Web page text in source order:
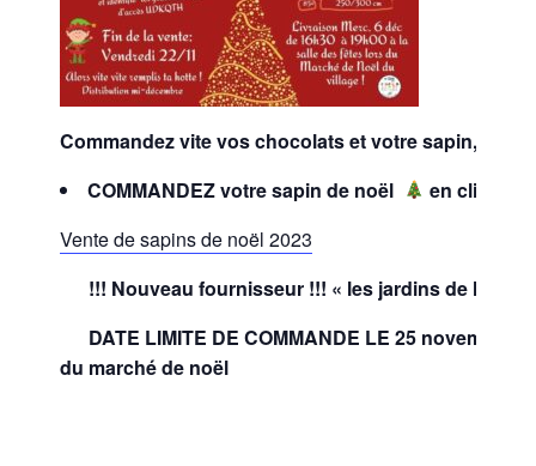
Commandez vite vos chocolats et votre sapin,
COMMANDEZ votre sapin de noël
en
Vente de sapins de noël 2023
!!! Nouveau fournisseur !!! « les jardins de la
DATE LIMITE DE COMMANDE LE 25 novembre,
du marché de noël